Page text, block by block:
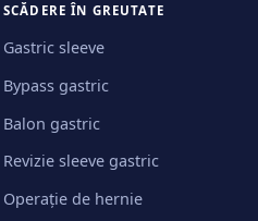
SCĂDERE ÎN GREUTATE
Gastric sleeve
Bypass gastric
Balon gastric
Revizie sleeve gastric
Operație de hernie